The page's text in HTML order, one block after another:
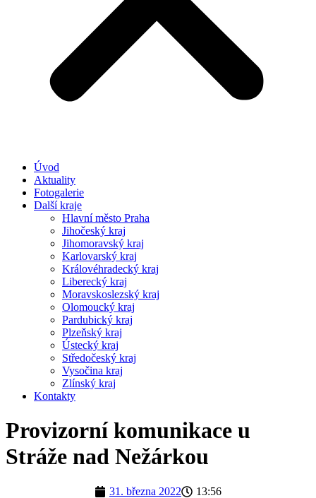
Úvod
Aktuality
Fotogalerie
Další kraje
Hlavní město Praha
Jihočeský kraj
Jihomoravský kraj
Karlovarský kraj
Královéhradecký kraj
Liberecký kraj
Moravskoslezský kraj
Olomoucký kraj
Pardubický kraj
Plzeňský kraj
Ústecký kraj
Středočeský kraj
Vysočina kraj
Zlínský kraj
Kontakty
Provizorní komunikace u
Stráže nad Nežárkou
31. března 2022 13:56